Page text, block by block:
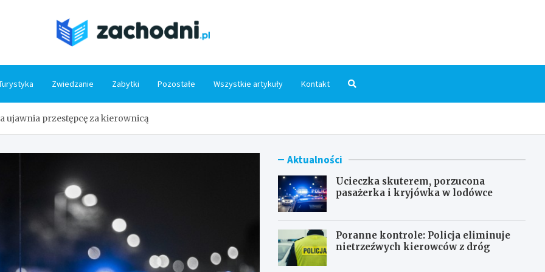
Zwiedzanie Zabytki Pozostałe Wszystkie artykuły Kontakt
ujawnia przestępcę za kierownicą
Aktualności
Ucieczka skuterem, porzucona
pasażerka i kryjówka w lodówce
Poranne kontrole: Policja eliminuje
nietrzeźwych kierowców z dróg